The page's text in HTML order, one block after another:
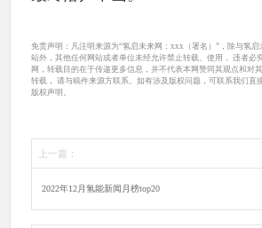
免责声明：凡注明来源为“氢启未来网：xxx（署名）”，除与氢启
站外，其他任何网站或者单位未经允许禁止转载、使用， 违者必
网，转载目的在于传递更多信息，并不代表本网赞同其观点和对
转载， 请与稿件来源方联系。如有涉及版权问题，可联系我们直
版权声明。
上一篇：
2022年12月氢能新闻月榜top20